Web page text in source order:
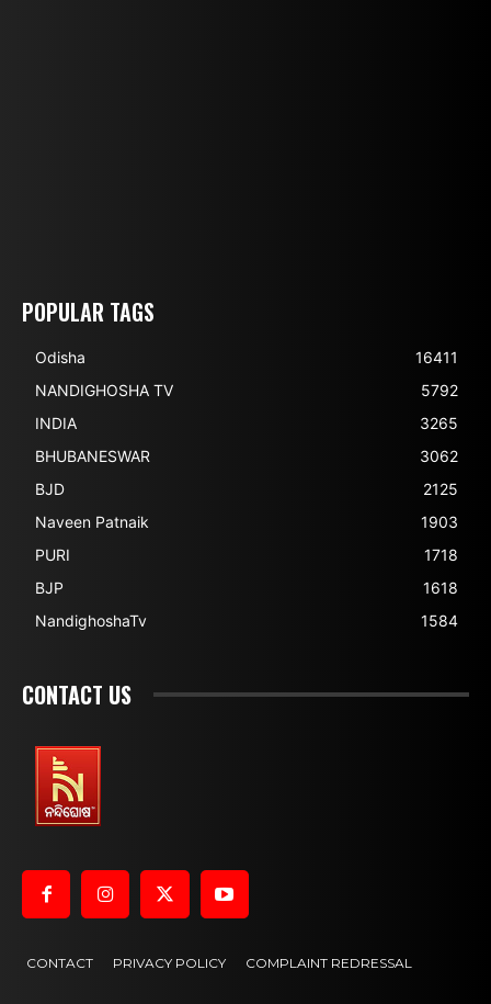
POPULAR TAGS
Odisha
16411
NANDIGHOSHA TV
5792
INDIA
3265
BHUBANESWAR
3062
BJD
2125
Naveen Patnaik
1903
PURI
1718
BJP
1618
NandighoshaTv
1584
CONTACT US
CONTACT PRIVACY POLICY COMPLAINT REDRESSAL